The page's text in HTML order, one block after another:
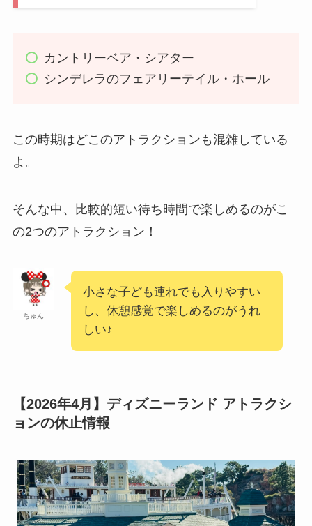
カントリーベア・シアター
シンデレラのフェアリーテイル・ホール
この時期はどこのアトラクションも混雑している
よ。
そんな中、比較的短い待ち時間で楽しめるのがこ
の2つのアトラクション！
ちゅん
小さな子ども連れでも入りやすい
し、休憩感覚で楽しめるのがうれ
しい♪
【2026年4月】ディズニーランド アトラクシ
ョンの休止情報